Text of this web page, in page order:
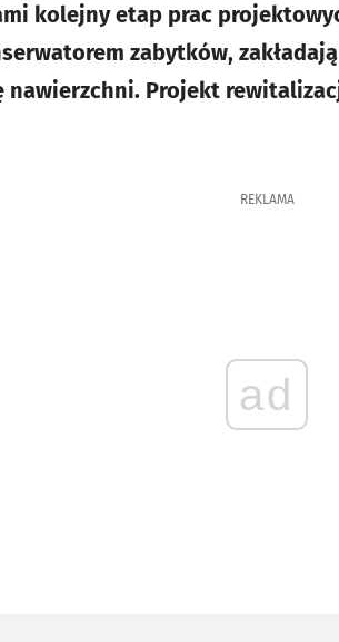
kolejny etap prac
zabytków,
nawierzchni. Projekt
REKLAMA
ad